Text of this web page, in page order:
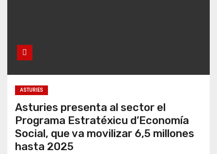
ASTURIES
Asturies presenta al sector el
Programa Estratéxicu d’Economía
Social, que va movilizar 6,5 millones
hasta 2025